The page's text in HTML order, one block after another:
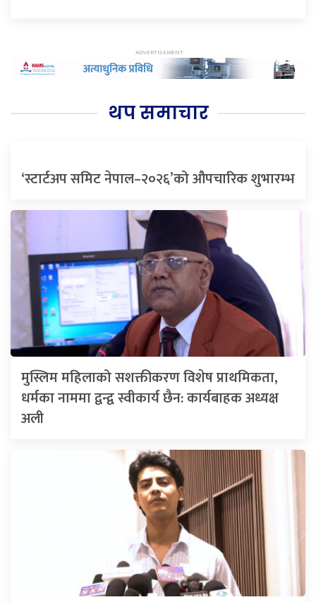
थप समाचार
‘स्टार्टअप समिट नेपाल–२०२६’को औपचारिक शुभारम्भ
मुस्लिम महिलाको सशक्तीकरण विशेष प्राथमिकता,
धर्मका नाममा द्वन्द्व स्वीकार्य छैन: कार्यबाहक अध्यक्ष
अली